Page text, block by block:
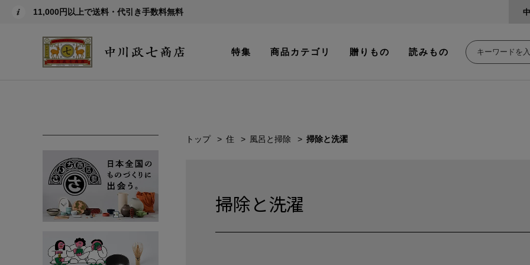
11,000円以上で送料・代引き手数料無料
特集 商品カテゴリ 贈りもの 読みもの
トップ 住 風呂と掃除 掃除と洗濯
掃除と洗濯